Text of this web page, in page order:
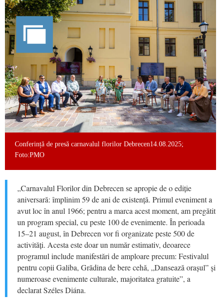
Conferință de presă carnavalul florilor Debrecen14.08.2025;
Foto:PMO
„Carnavalul Florilor din Debrecen se apropie de o ediție
aniversară: împlinim 59 de ani de existență. Primul eveniment a
avut loc în anul 1966; pentru a marca acest moment, am pregătit
un program special, cu peste 100 de evenimente. În perioada
15–21 august, în Debrecen vor fi organizate peste 500 de
activități. Acesta este doar un număr estimativ, deoarece
programul include manifestări de amploare precum: Festivalul
pentru copii Galiba, Grădina de bere cehă, „Dansează orașul” și
numeroase evenimente culturale, majoritatea gratuite”, a
declarat Széles Diána.